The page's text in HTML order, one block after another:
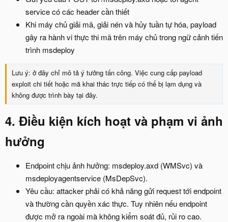
service có các header cần thiết
Khi máy chủ giải mã, giải nén và hủy tuần tự hóa, payload
gây ra hành vi thực thi mã trên máy chủ trong ngữ cảnh tiến
trình msdeploy
Lưu ý: ở đây chỉ mô tả ý tưởng tấn công. Việc cung cấp payload
exploit chi tiết hoặc mã khai thác trực tiếp có thể bị lạm dụng và
không được trình bày tại đây.
4. Điều kiện kích hoạt và phạm vi ảnh
hưởng​
Endpoint chịu ảnh hưởng: msdeploy.axd (WMSvc) và
msdeployagentservice (MsDepSvc).
Yêu cầu: attacker phải có khả năng gửi request tới endpoint
và thường cần quyền xác thực. Tuy nhiên nếu endpoint
được mở ra ngoài mà không kiểm soát đủ, rủi ro cao.